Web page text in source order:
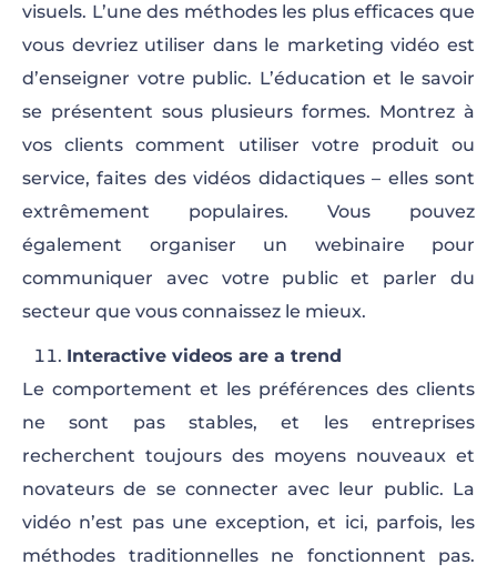
visuels. L’une des méthodes les plus efficaces que
vous devriez utiliser dans le marketing vidéo est
d’enseigner votre public. L’éducation et le savoir
se présentent sous plusieurs formes. Montrez à
vos clients comment utiliser votre produit ou
service, faites des vidéos didactiques – elles sont
extrêmement populaires. Vous pouvez
également organiser un webinaire pour
communiquer avec votre public et parler du
secteur que vous connaissez le mieux.
Interactive videos are a trend
Le comportement et les préférences des clients
ne sont pas stables, et les entreprises
recherchent toujours des moyens nouveaux et
novateurs de se connecter avec leur public. La
vidéo n’est pas une exception, et ici, parfois, les
méthodes traditionnelles ne fonctionnent pas.